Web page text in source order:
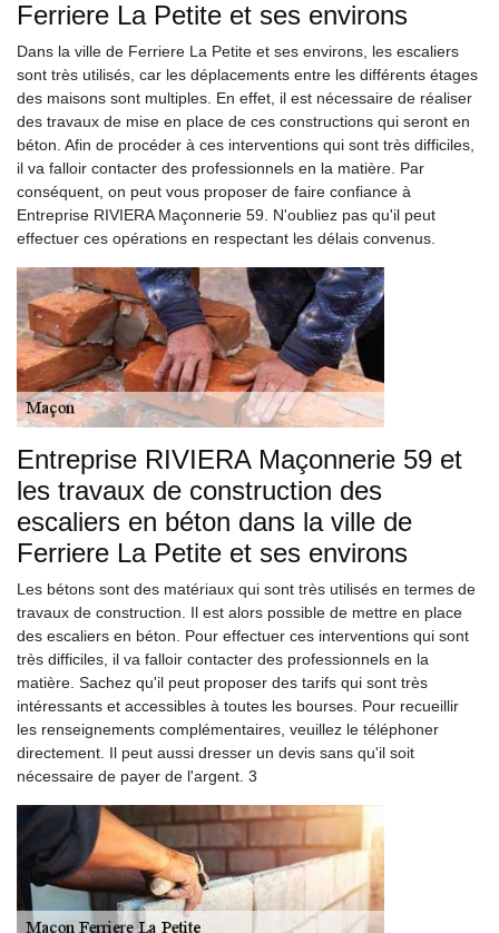
Ferriere La Petite et ses environs
Dans la ville de Ferriere La Petite et ses environs, les escaliers
sont très utilisés, car les déplacements entre les différents étages
des maisons sont multiples. En effet, il est nécessaire de réaliser
des travaux de mise en place de ces constructions qui seront en
béton. Afin de procéder à ces interventions qui sont très difficiles,
il va falloir contacter des professionnels en la matière. Par
conséquent, on peut vous proposer de faire confiance à
Entreprise RIVIERA Maçonnerie 59. N'oubliez pas qu'il peut
effectuer ces opérations en respectant les délais convenus.
Entreprise RIVIERA Maçonnerie 59 et
les travaux de construction des
escaliers en béton dans la ville de
Ferriere La Petite et ses environs
Les bétons sont des matériaux qui sont très utilisés en termes de
travaux de construction. Il est alors possible de mettre en place
des escaliers en béton. Pour effectuer ces interventions qui sont
très difficiles, il va falloir contacter des professionnels en la
matière. Sachez qu'il peut proposer des tarifs qui sont très
intéressants et accessibles à toutes les bourses. Pour recueillir
les renseignements complémentaires, veuillez le téléphoner
directement. Il peut aussi dresser un devis sans qu'il soit
nécessaire de payer de l'argent. 3